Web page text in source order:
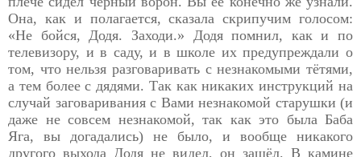
Она, как и полагается, сказала скрипучим голосом:
«Не бойся, Додя. Заходи.» Додя помнил, как и по
телевизору, и в саду, и в школе их предупреждали о
том, что нельзя разговаривать с незнакомыми тётями,
а тем более с дядями. Так как никаких инструкций на
случай заговаривания с Вами незнакомой старушки (и
даже не совсем незнакомой, так как это была Баба
Яга, вы догадались) не было, и вообще никакого
другого выхода Додя не видел, он зашёл. В камине